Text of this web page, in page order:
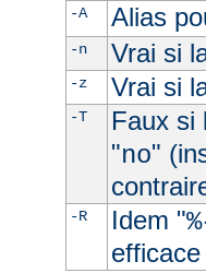
-A Alias
-n Vrai si
-z Vrai si
-T Faux si
"no"
-R Idem "
efficace